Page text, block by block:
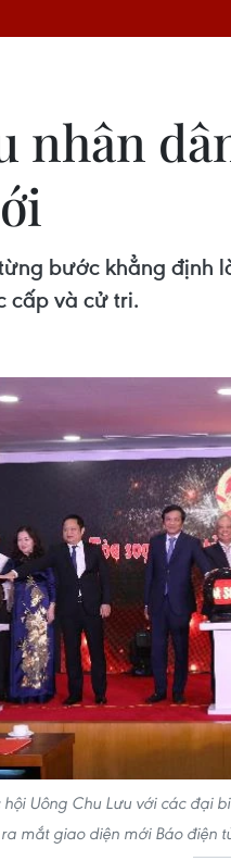
nhân
bước khẳng định
cấp và cử tri.
hội Uông Chu Lưu với các đại
mắt giao diện mới Báo điện